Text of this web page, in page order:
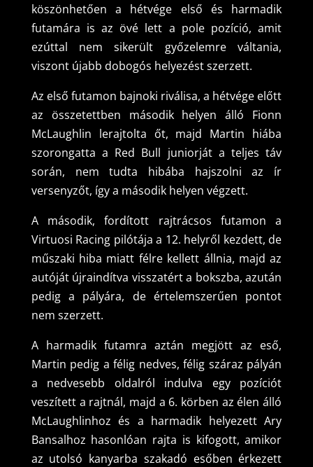
köszönhetően a hétvége első és harmadik
futamára is az övé lett a pole pozíció, amit
ezúttal nem sikerült győzelemre váltania,
viszont újabb dobogós helyezést szerzett.
Az első futamon bajnoki riválisa, a hétvége előtt
az összetettben második helyen álló Fionn
McLaughlin lerajtolta őt, majd Martin hiába
szorongatta a Red Bull juniorját a teljes táv
során, nem tudta hibába hajszolni az ír
versenyzőt, így a második helyen végzett.
A második, fordított rajtrácsos futamon a
Virtuosi Racing pilótája a 12. helyről kezdett, de
műszaki hiba miatt félre kellett állnia, majd az
autóját újraindítva visszatért a bokszba, azután
pedig a pályára, de értelemszerűen pontot
nem szerzett.
A harmadik futamra aztán megjött az eső,
Martin pedig a félig nedves, félig száraz pályán
a nedvesebb oldalról indulva egy pozíciót
veszített a rajtnál, majd a 6. körben az élen álló
McLaughlinhoz és a harmadik helyezett Ary
Bansalhoz hasonlóan rajta is kifogott, amikor
az utolsó kanyarba szakadó esőben érkezett